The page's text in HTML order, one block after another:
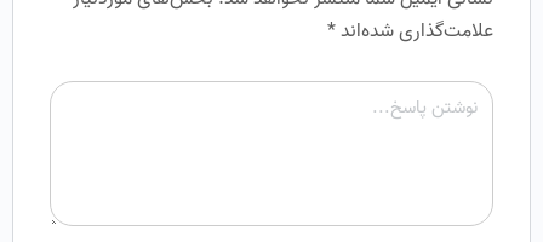
علامت‌گذاری شده‌اند*